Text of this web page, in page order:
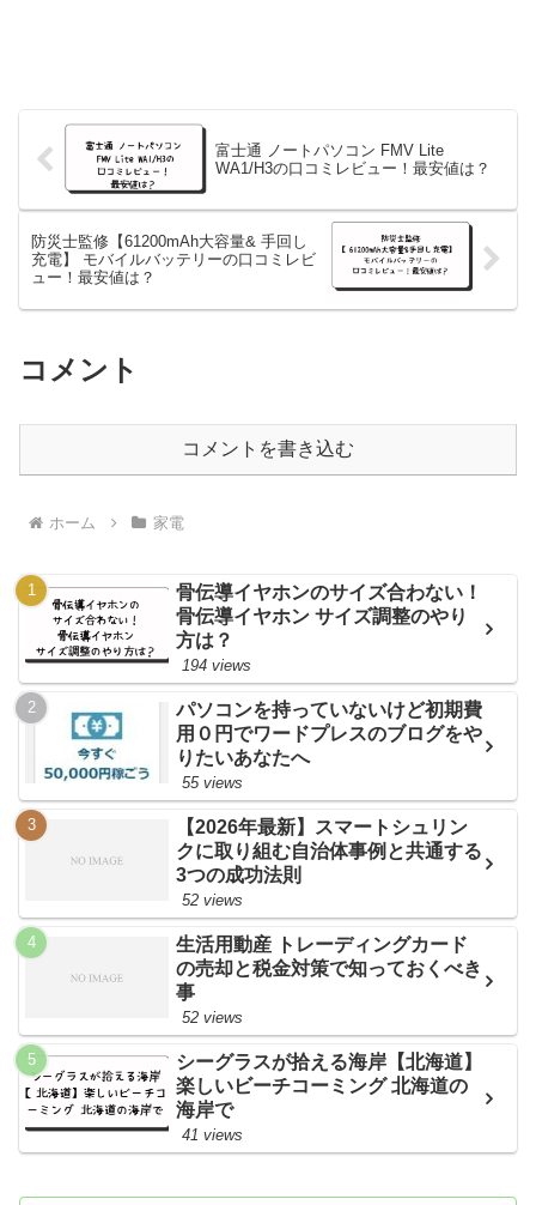
富士通 ノートパソコン FMV Lite
WA1/H3の口コミレビュー！最安値は？
防災士監修【61200mAh大容量& 手回し
充電】 モバイルバッテリーの口コミレビ
ュー！最安値は？
コメント
コメントを書き込む
ホーム 家電
骨伝導イヤホンのサイズ合わない！
骨伝導イヤホン サイズ調整のやり
方は？
194 views
パソコンを持っていないけど初期費
用０円でワードプレスのブログをや
りたいあなたへ
55 views
【2026年最新】スマートシュリン
クに取り組む自治体事例と共通する
3つの成功法則
52 views
生活用動産 トレーディングカード
の売却と税金対策で知っておくべき
事
52 views
シーグラスが拾える海岸【北海道】
楽しいビーチコーミング 北海道の
海岸で
41 views